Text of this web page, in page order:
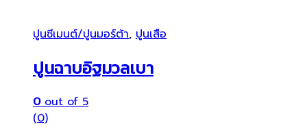
ปูนซีเมนต์/ปูนมอร์ต้า, ปูนเสือ
ปูนฉาบอิฐมวลเบา
0out of 5
(0)